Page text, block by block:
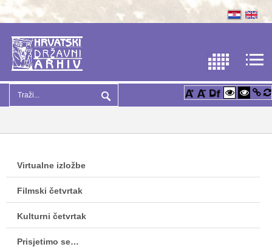
Virtualne izložbe
Filmski četvrtak
Kulturni četvrtak
Prisjetimo se…